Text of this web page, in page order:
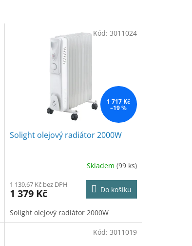
1 717 Kč
–19 %
Solight olejový radiátor 2000W
Skladem (99 ks)
1 139,67 Kč bez DPH
1 379 Kč Do košíku
Solight olejový radiátor 2000W
Kód: 3011024
Kód: 3011019